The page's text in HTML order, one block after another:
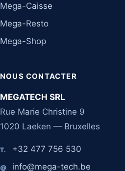
Mega-Caisse
Mega-Resto
Mega-Shop
NOUS CONTACTER
MEGATECH SRL
Rue Marie Christine 9
1020 Laeken — Bruxelles
T. +32 477 756 530
@ info@mega-tech.be